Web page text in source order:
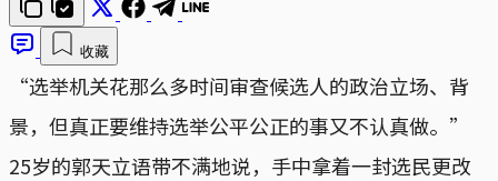
收藏
“选举机关花那么多时间审查候选人的政治立场、背
景，但真正要维持选举公平公正的事又不认真做。”
25岁的郭天立语带不满地说，手中拿着一封选民更改